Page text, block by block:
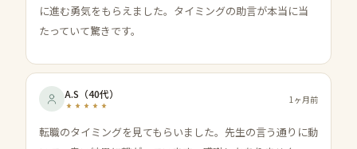
に進む勇気をもらえました。タイミングの助言が本当に当
たっていて驚きです。
A.S （40代） 1ヶ月前
転職のタイミングを見てもらいました。先生の言う通りに動